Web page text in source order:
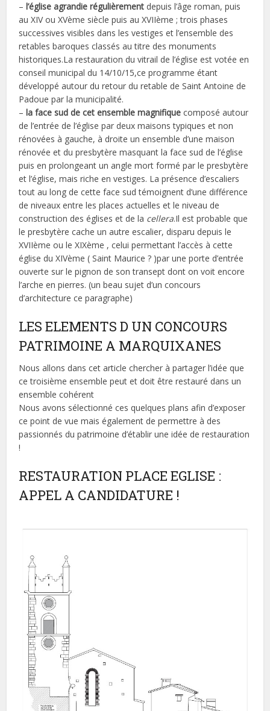
– l’église agrandie régulièrement depuis l’âge roman, puis
au XIV ou XVème siècle puis au XVIIème ; trois phases
successives visibles dans les vestiges et l’ensemble des
retables baroques classés au titre des monuments
historiques.La restauration du vitrail de l’église est votée en
conseil municipal du 14/10/15,ce programme étant
développé autour du retour du retable de Saint Antoine de
Padoue par la municipalité.
– la face sud de cet ensemble magnifique composé autour
de l’entrée de l’église par deux maisons typiques et non
rénovées à gauche, à droite un ensemble d’une maison
rénovée et du presbytère masquant la face sud de l’église
puis en prolongeant un angle mort formé par le presbytère
et l’église, mais riche en vestiges. La présence d’escaliers
tout au long de cette face sud témoignent d’une différence
de niveaux entre les places actuelles et le niveau de
construction des églises et de la cellera.Il est probable que
le presbytère cache un autre escalier, disparu depuis le
XVIIème ou le XIXème , celui permettant l’accès à cette
église du XIVème ( Saint Maurice ? )par une porte d’entrée
ouverte sur le pignon de son transept dont on voit encore
l’arche en pierres. (un beau sujet d’un concours
d’architecture ce paragraphe)
LES ELEMENTS D UN CONCOURS
PATRIMOINE A MARQUIXANES
Nous allons dans cet article chercher à partager l’idée que
ce troisième ensemble peut et doit être restauré dans un
ensemble cohérent
Nous avons sélectionné ces quelques plans afin d’exposer
ce point de vue mais également de permettre à des
passionnés du patrimoine d’établir une idée de restauration
!
RESTAURATION PLACE EGLISE :
APPEL A CANDIDATURE !